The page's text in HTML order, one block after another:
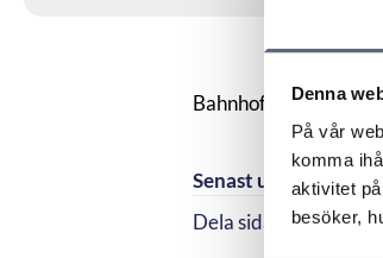
Denna
På vår
komma
aktivitet
besöker,
Bahnhof är en
Senast uppdaterad:
Dela sidan
Dela